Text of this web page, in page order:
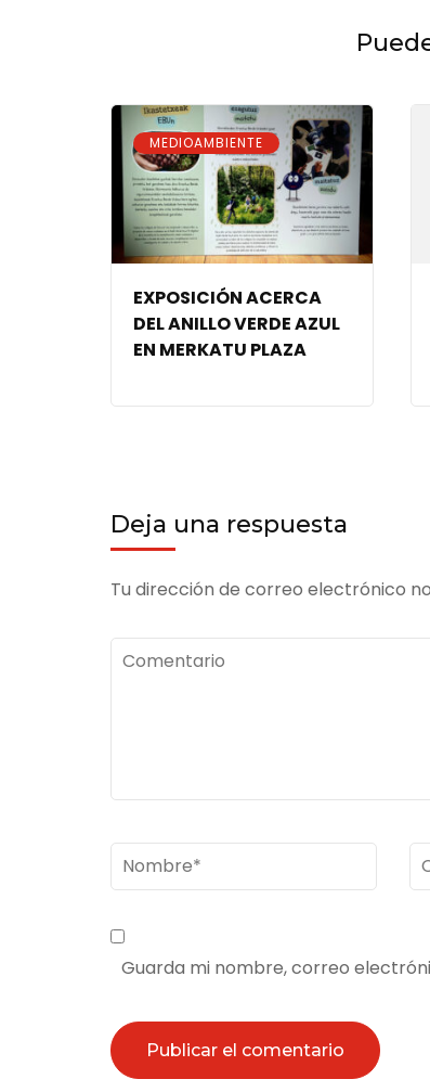
MEDIOAMBIENTE
EXPOSICIÓN ACERCA
DEL ANILLO VERDE AZUL
EN MERKATU PLAZA
Deja una respuesta
Tu dirección de correo electrónico
Comentario
Nombre*
Guarda mi nombre, correo